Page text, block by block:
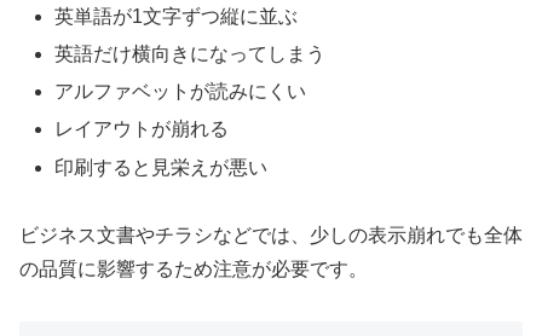
英単語が1文字ずつ縦に並ぶ
英語だけ横向きになってしまう
アルファベットが読みにくい
レイアウトが崩れる
印刷すると見栄えが悪い
ビジネス文書やチラシなどでは、少しの表示崩れでも全体
の品質に影響するため注意が必要です。